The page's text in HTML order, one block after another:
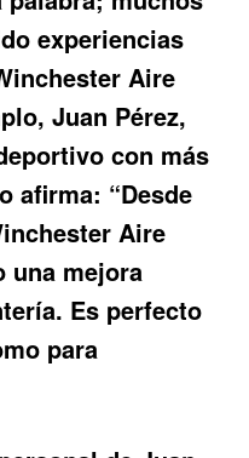
experiencias
Aire
Juan Pérez,
con más
afirma: “Desde
Aire
una mejora
Es perfecto
para